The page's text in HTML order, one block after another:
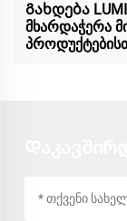
Გახდება
მხარდაჭერა